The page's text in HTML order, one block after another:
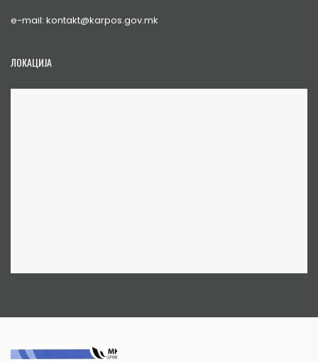
e-mail: kontakt@karpos.gov.mk
ЛОКАЦИЈА